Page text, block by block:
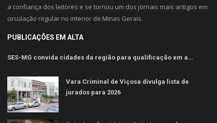
a confiança dos leitores e se tornou um dos jornais mais antigos em
circulação regular no interior de Minas Gerais.
PUBLICAÇÕES EM ALTA
SES-MG convida cidades da região para qualificação em a...
Vara Criminal de Viçosa divulga lista de
jurados para 2026